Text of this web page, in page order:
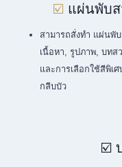
☑️ แผ่นพับ
สามารถสั่งทำ แผ่นพั
เนื้อหา, รูปภาพ, บทส
และการเลือกใช้สีพิเ
กลีบบัว
☑️